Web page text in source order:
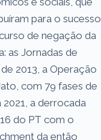
para o sucesso
de negação da
as Jornadas de
2013, a Operação
com 79 fases de
2021, a derrocada
do PT com o
da então